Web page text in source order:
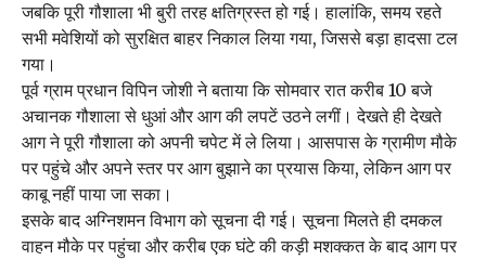
जबकि पूरी गौशाला भी बुरी तरह क्षतिग्रस्त हो गई। हालांकि, समय रहते
सभी मवेशियों को सुरक्षित बाहर निकाल लिया गया, जिससे बड़ा हादसा टल
गया।
पूर्व ग्राम प्रधान विपिन जोशी ने बताया कि सोमवार रात करीब 10 बजे
अचानक गौशाला से धुआं और आग की लपटें उठने लगीं। देखते ही देखते
आग ने पूरी गौशाला को अपनी चपेट में ले लिया। आसपास के ग्रामीण मौके
पर पहुंचे और अपने स्तर पर आग बुझाने का प्रयास किया, लेकिन आग पर
काबू नहीं पाया जा सका।
इसके बाद अग्निशमन विभाग को सूचना दी गई। सूचना मिलते ही दमकल
वाहन मौके पर पहुंचा और करीब एक घंटे की कड़ी मशक्कत के बाद आग पर